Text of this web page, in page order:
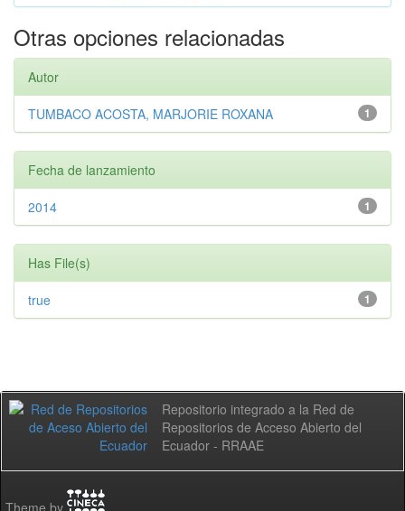
Otras opciones relacionadas
Autor
1
TUMBACO ACOSTA, MARJORIE ROXANA
Fecha de lanzamiento
1
2014
Has File(s)
1
true
Repositorio integrado a la Red de
Repositorios de Acceso Abierto del
Ecuador - RRAAE
Theme by